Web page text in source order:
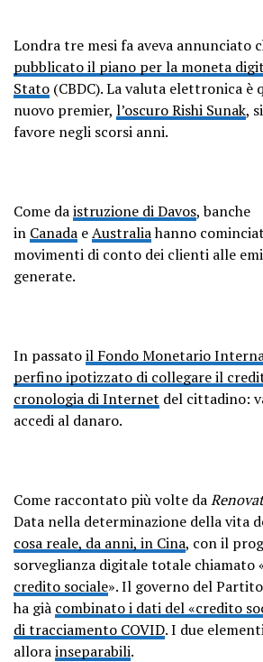
Londra tre mesi fa aveva annunciato
pubblicato il piano per la moneta
Stato (CBDC). La valuta elettronica è
nuovo premier, l’oscuro Rishi Sunak,
favore negli scorsi anni.
Come daistruzione di Davos, banche
in Canada eAustraliahanno
movimenti di conto dei clienti alle
generate.
In passatoil Fondo Monetario
perfino ipotizzato di collegare il
cronologia di Internet del cittadino:
accedi al danaro.
Come raccontato più volte da
Data nella determinazione della vita
cosa reale, da anni, in Cina, con il
sorveglianza digitale totale chiamato
credito sociale». Il governo del
ha già combinato i dati del «credito
di tracciamento COVID. I due
allorainseparabili.